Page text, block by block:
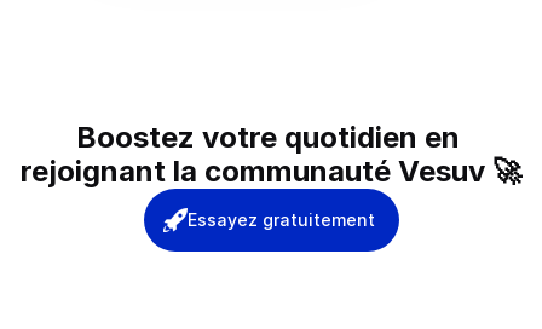
Boostez votre quotidien en
rejoignant la communauté Vesuv 🚀
Essayez gratuitement